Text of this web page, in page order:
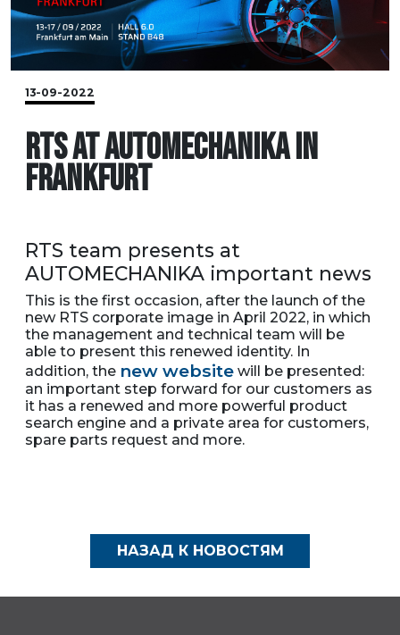
13-09-2022
RTS AT AUTOMECHANIKA IN
FRANKFURT
RTS team presents at
AUTOMECHANIKA important news
This is the first occasion, after the launch of the
new RTS corporate image in April 2022, in which
the management and technical team will be
able to present this renewed identity. In
addition, the new website will be presented:
an important step forward for our customers as
it has a renewed and more powerful product
search engine and a private area for customers,
spare parts request and more.
НАЗАД К НОВОСТЯМ